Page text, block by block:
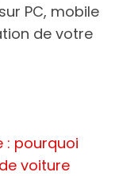
PC, mobile
de votre
: pourquoi
voiture